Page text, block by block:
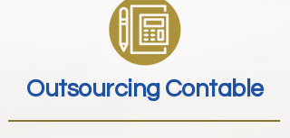
Outsourcing Contable